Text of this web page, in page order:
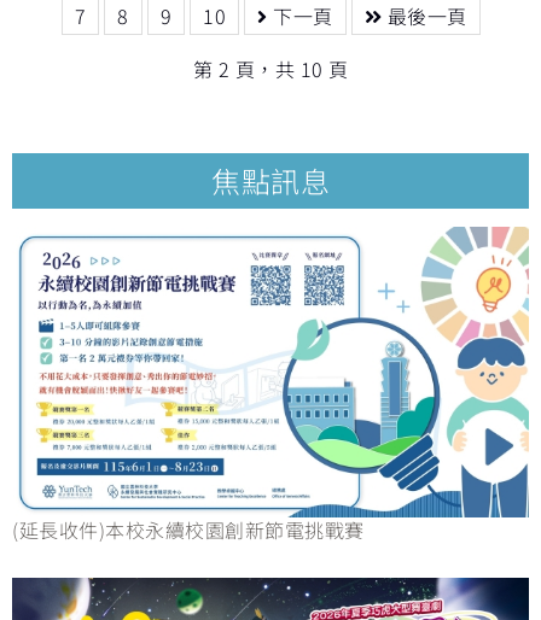
7
8 9 10 下一頁
最後一頁
第 2 頁，共 10 頁
焦點訊息
(延長收件)本校永續校園創新節電挑戰賽